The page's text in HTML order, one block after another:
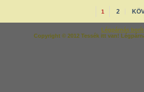
1 2
Légpárnás
Copyright © 2012 Tessék itt van!